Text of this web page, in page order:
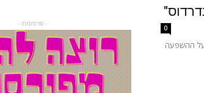
0
על ההשפעה
- פרסומת -